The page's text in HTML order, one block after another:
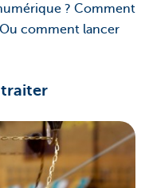
? Comment
comment lancer
traiter